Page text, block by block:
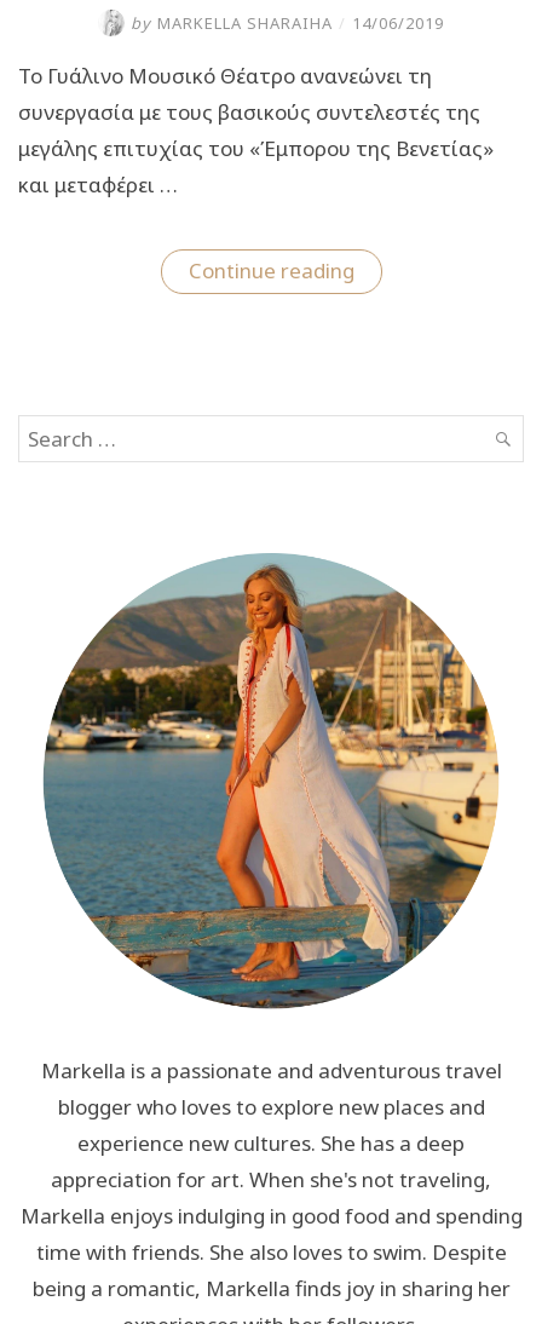
by MARKELLA SHARAIHA / 14/06/2019
Το Γυάλινο Μουσικό Θέατρο ανανεώνει τη
συνεργασία με τους βασικούς συντελεστές της
μεγάλης επιτυχίας του «Έμπορου της Βενετίας»
και μεταφέρει …
Continue reading“Ερωτόκριτος:
Στην
Θέατρο”
Search
for:
Markella is a passionate and adventurous travel
blogger who loves to explore new places and
experience new cultures. She has a deep
appreciation for art. When she's not traveling,
Markella enjoys indulging in good food and spending
time with friends. She also loves to swim. Despite
being a romantic, Markella finds joy in sharing her